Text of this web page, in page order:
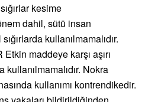
kesime
dahil, sütü insan
kullanılmamalıdır.
maddeye karşı aşırı
kullanılmamalıdır. Nokra
kullanımı kontrendikedir.